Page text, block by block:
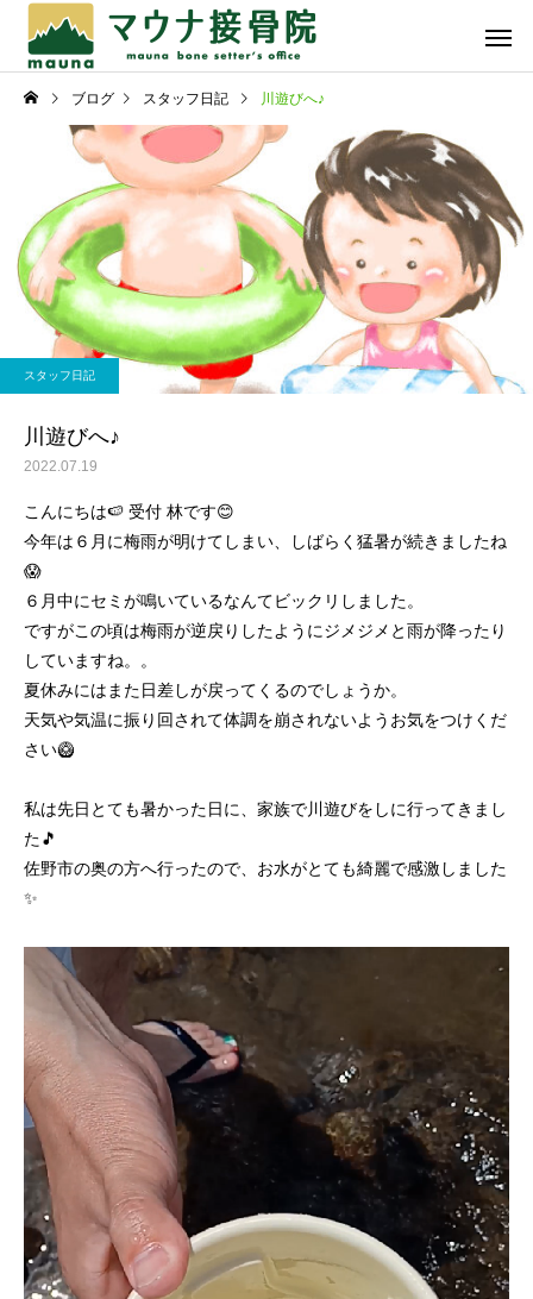
骨折・脱臼・捻挫・打
撲・挫傷
スポーツ
スタッフ日記
暑中お見舞い申し上げま
す！
スタッフ日記
☆プチごほうび☆
ブログ スタッフ日記 川遊びへ♪
スタッフ日記
川遊びへ♪
2022.07.19
こんにちは🍉 受付 林です😊
今年は６月に梅雨が明けてしまい、しばらく猛暑が続きましたね
😱
６月中にセミが鳴いているなんてビックリしました。
ですがこの頃は梅雨が逆戻りしたようにジメジメと雨が降ったり
していますね。。
夏休みにはまた日差しが戻ってくるのでしょうか。
天気や気温に振り回されて体調を崩されないようお気をつけくだ
さい🥝
私は先日とても暑かった日に、家族で川遊びをしに行ってきまし
た🎵
佐野市の奥の方へ行ったので、お水がとても綺麗で感激しました
✨